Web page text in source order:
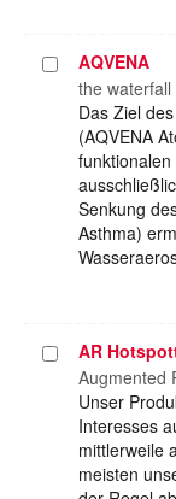
Projekt
auswählen
AQVENA
the
Das Ziel
(AQVENA
Senkung
Asthma)
Projekt
auswählen
AR
Augmented
Unser
Interesses
mittlerweile
meisten